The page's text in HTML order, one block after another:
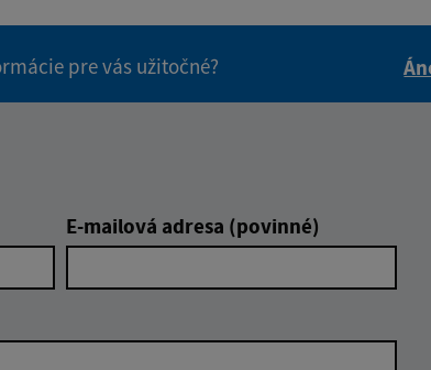
pre vás užitočné?
E-mailová adresa (povinné)